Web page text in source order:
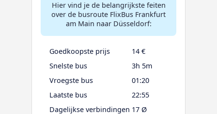
Hier vind je de belangrijkste feiten
over de busroute FlixBus Frankfurt
am Main naar Düsseldorf:
Goedkoopste prijs
14 €
Snelste bus
3h 5m
Vroegste bus
01:20
Laatste bus
22:55
Dagelijkse verbindingen 17 Ø